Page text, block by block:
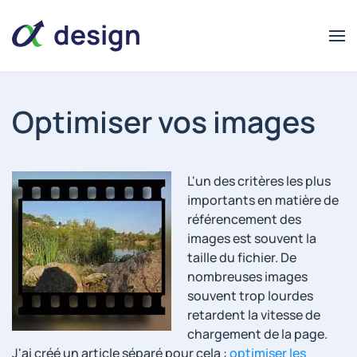
design
design
Optimiser vos images
L'un des critères les plus
importants en matière de
référencement des
images est souvent la
taille du fichier. De
nombreuses images
souvent trop lourdes
retardent la vitesse de
chargement de la page.
J'ai créé un article séparé pour cela :optimiser les